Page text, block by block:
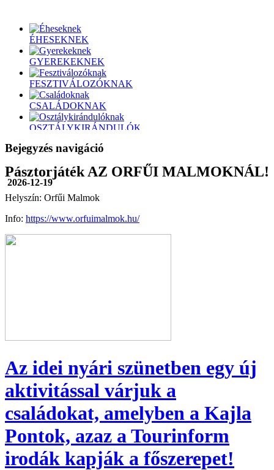
ÉHESEKNEK
GYEREKEKNEK
FESZTIVÁLOZÓKNAK
CSALÁDOKNAK
OSZTÁLYKIRÁNDULÓKNAK
SÁRKÁNYHAJÓZÓKNAK
KERÉKPÁROZÓKNAK
ÚSZÓKNAK
VITORLÁZÓKNAK
TÚRÁZÓKNAK
Bejegyzés navigáció
2026-12-19
Pásztorjáték AZ ORFŰI MALMOKNÁL!
Helyszín: Orfűi Malmok
Info: https://www.orfuimalmok.hu/
Az idei nyári szünetben egy új
aktivitással várjuk a
családokat, amelyben a Kajla
Pontok, azaz a Tourinform
irodák kapják a főszerepet!